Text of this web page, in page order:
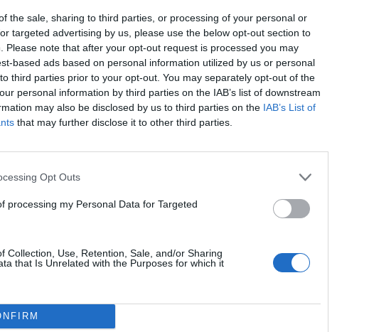
the sale, sharing to third parties, or processing of your personal or
targeted advertising by us, please use the below opt-out section to
Please note that after your opt-out request is processed you may
based ads based on personal information utilized by us or personal
third parties prior to your opt-out. You may separately opt-out of the
personal information by third parties on the IAB’s list of downstream
may also be disclosed by us to third parties on the IAB’s List of
that may further disclose it to other third parties.
Opt Outs
processing my Personal Data for Targeted
Collection, Use, Retention, Sale, and/or Sharing
that Is Unrelated with the Purposes for which it
δειλίας και χυδαιότητας!
Ιερά με σάτυρα όταν ανεβάζουν άλλες
υπερασπίζεστε τα αυτονόητα. Μόνο
θα γίνετε;